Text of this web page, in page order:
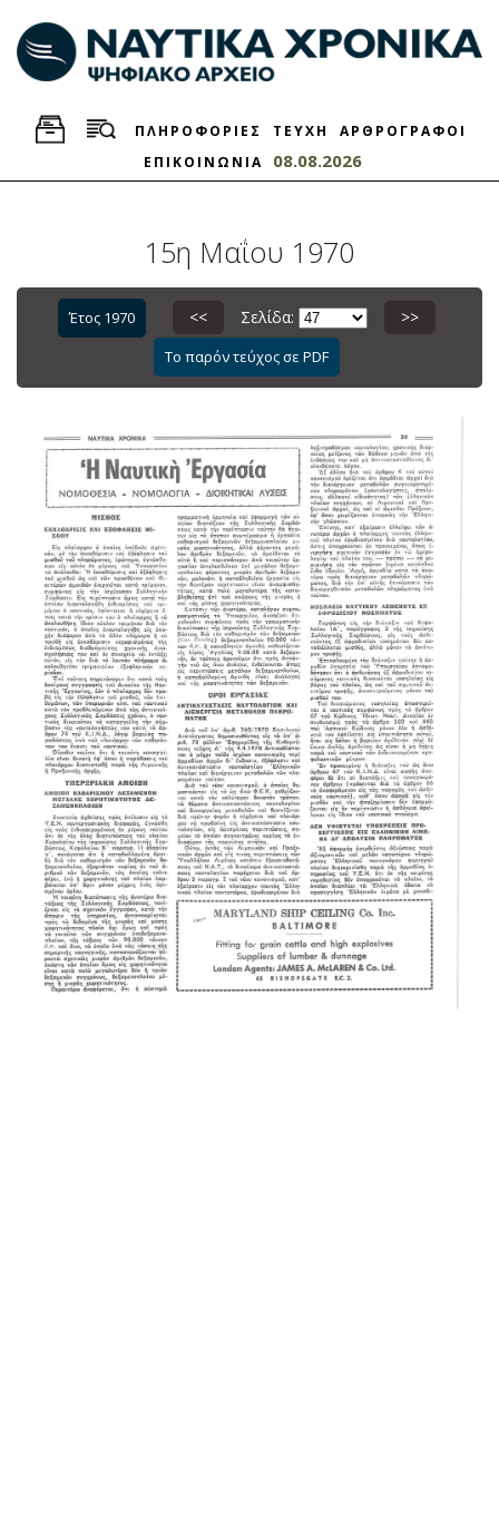
ΠΛΗΡΟΦΟΡΙΕΣ ΤΕΥΧΗ
ΑΡΘΡΟΓΡΑΦΟΙ
ΕΠΙΚΟΙΝΩΝΙΑ
08.08.2026
15η Μαΐου 1970
Έτος 1970 << Σελίδα: >>
Το παρόν τεύχος σε PDF